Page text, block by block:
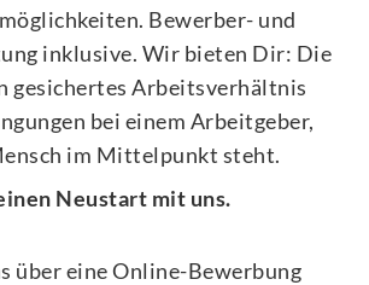
Bewerber- und
inklusive. Wir bieten Dir: Die
gesichertes Arbeitsverhältnis
bei einem Arbeitgeber,
im Mittelpunkt steht.
Neustart mit uns.
über eine Online-Bewerbung